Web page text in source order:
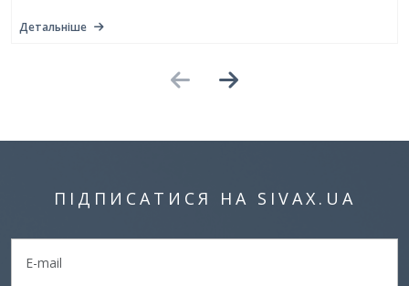
Детальніше
ПІДПИСАТИСЯ НА SIVAX.UA